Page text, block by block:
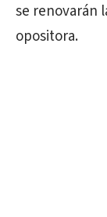
se renovarán
opositora.